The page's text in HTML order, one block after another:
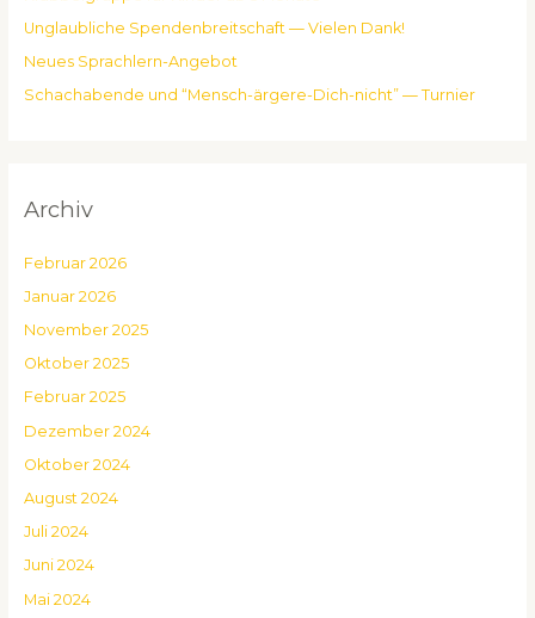
c
h
:
Unglaub­li­che Spen­den­breit­schaft — Vie­len Dank!
Neu­es Sprach­lern-Ange­bot
Schach­a­ben­de und “Mensch-ärge­re-Dich-nicht” — Tur­nier
Archiv
Februar 2026
Januar 2026
November 2025
Oktober 2025
Februar 2025
Dezember 2024
Oktober 2024
August 2024
Juli 2024
Juni 2024
Mai 2024